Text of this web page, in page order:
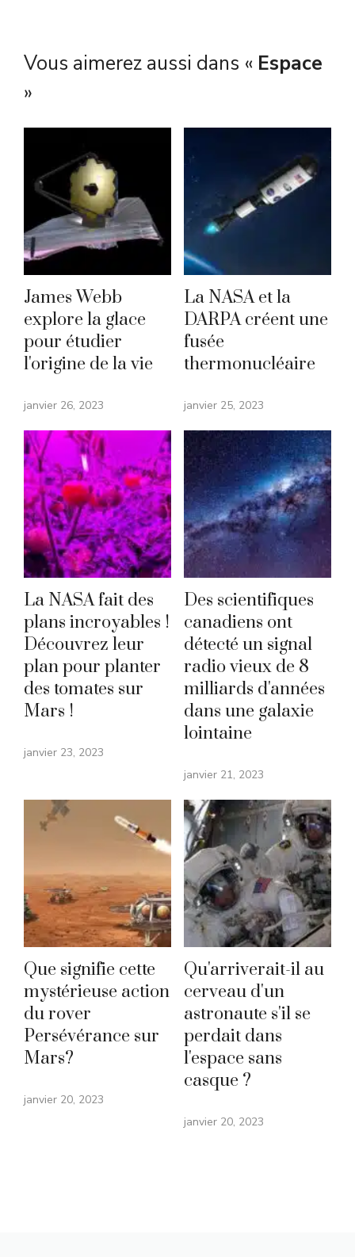
Vous aimerez aussi dans « Espace
»
James Webb
explore la glace
pour étudier
l'origine de la vie
janvier 26, 2023
La NASA et la
DARPA créent une
fusée
thermonucléaire
janvier 25, 2023
La NASA fait des
plans incroyables !
Découvrez leur
plan pour planter
des tomates sur
Mars !
janvier 23, 2023
Des scientifiques
canadiens ont
détecté un signal
radio vieux de 8
milliards d'années
dans une galaxie
lointaine
janvier 21, 2023
Que signifie cette
mystérieuse action
du rover
Persévérance sur
Mars?
janvier 20, 2023
Qu'arriverait-il au
cerveau d'un
astronaute s'il se
perdait dans
l'espace sans
casque ?
janvier 20, 2023